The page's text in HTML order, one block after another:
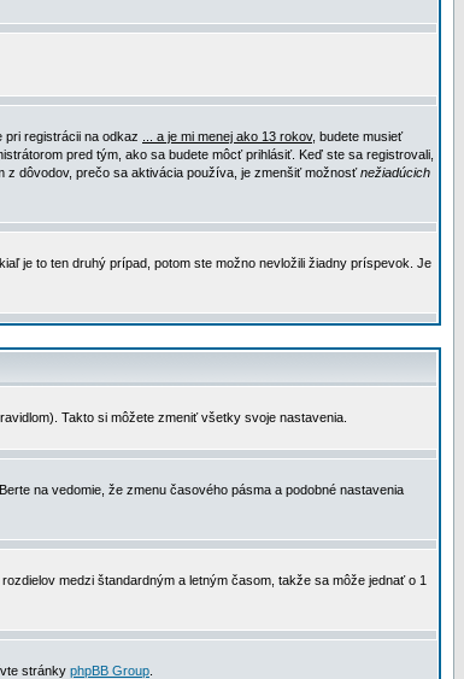
registrácii na odkaz
... a je mi menej ako 13 rokov, budete musieť
pred tým, ako sa budete môcť prihlásiť. Keď ste sa registrovali,
z dôvodov, prečo sa aktivácia používa, je zmenšiť možnosťnežiadúcich
je to ten druhý prípad, potom ste možno nevložili žiadny príspevok. Je
Takto si môžete zmeniť všetky svoje nastavenia.
na vedomie, že zmenu časového pásma a podobné nastavenia
medzi štandardným a letným časom, takže sa môže jednať o 1
stránky phpBB Group